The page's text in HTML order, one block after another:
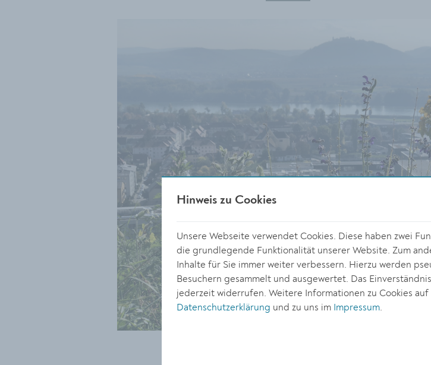
Hinweis zu Cookies
Unsere Webseite verwendet Cookies. Diese haben zwei
die grundlegende Funktionalität unserer Website. Zum
Inhalte für Sie immer weiter verbessern. Hierzu werden
Besuchern gesammelt und ausgewertet. Das
jederzeit widerrufen. Weitere Informationen zu Cookies
Datenschutzerklärung und zu uns im Impressum.